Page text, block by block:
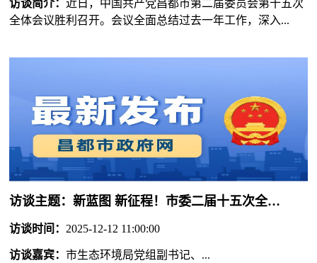
访谈简介：近日，中国共产党昌都市第二届委员会第十五次
全体会议胜利召开。会议全面总结过去一年工作，深入...
访谈主题： 新蓝图 新征程！市委二届十五次全会引发热烈反响！
访谈时间： 2025-12-12 11:00:00
访谈嘉宾：市生态环境局党组副书记、...